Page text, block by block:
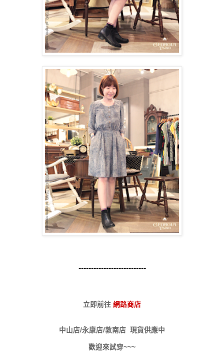
---------------------------
立即前往 網路商店
中山店/永康店/敦南店 現貨供應中
歡迎來試穿~~~